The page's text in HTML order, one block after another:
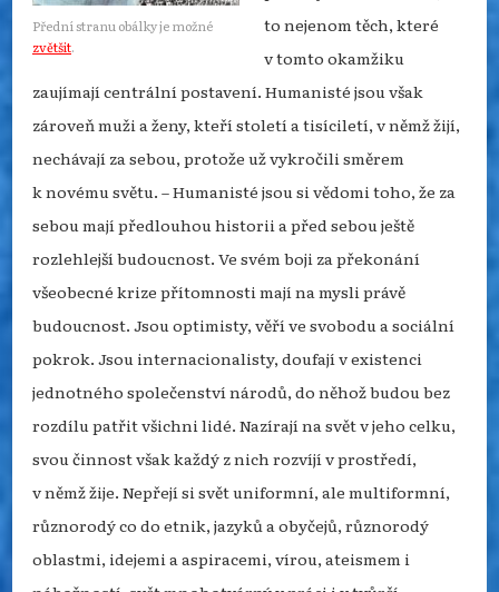
Přední stranu obálky je možné
zvětšit.
to nejenom těch, které
v tomto okamžiku
zaujímají centrální postavení. Humanisté jsou však
zároveň muži a ženy, kteří století a tisíciletí, v němž žijí,
nechávají za sebou, protože už vykročili směrem
k novému světu. –Humanisté jsou si vědomi toho, že za
sebou mají předlouhou historii a před sebou ještě
rozlehlejší budoucnost. Ve svém boji za překonání
všeobecné krize přítomnosti mají na mysli právě
budoucnost. Jsou optimisty, věří ve svobodu a sociální
pokrok. Jsou internacionalisty, doufají v existenci
jednotného společenství národů, do něhož budou bez
rozdílu patřit všichni lidé. Nazírají na svět v jeho celku,
svou činnost však každý z nich rozvíjí v prostředí,
v němž žije. Nepřejí si svět uniformní, ale multiformní,
různorodý co do etnik, jazyků a obyčejů, různorodý
oblastmi, idejemi a aspiracemi, vírou, ateismem i